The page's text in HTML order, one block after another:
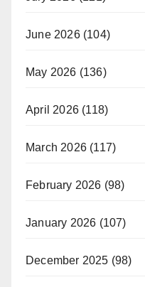
June 2026(104)
May 2026 (136)
April 2026 (118)
March 2026 (117)
February 2026 (98)
January 2026 (107)
December 2025 (98)